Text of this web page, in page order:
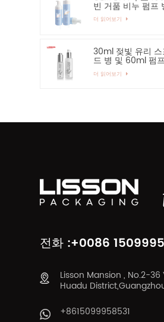
빈 거품 비누 펌프
더 읽어보기
30ml 젖빛 유리 스
드 병 및 60ml 펌
프레이 유리병
더 읽어보기
전화 :+0086
Lisson Mansion , No.2-
Huadu
+8615099958531